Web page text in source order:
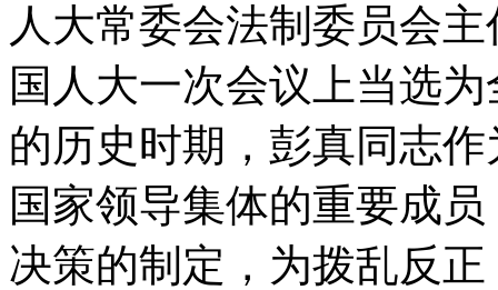
人大常委会法制委员会
国人大一次会议上当选
的历史时期，彭真同志
国家领导集体的重要成
决策的制定，为拨乱反